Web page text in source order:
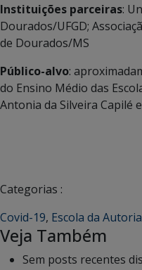
Instituições parceiras:
Dourados/UFGD;
de Dourados/MS
Público-alvo:
do Ensino Médio das
Antonia da Silveira Capilé
Categorias :
Covid-19, Escola da Autoria
Veja Também
Sem posts recentes